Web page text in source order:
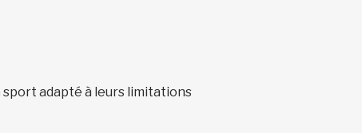
adapté à leurs limitations